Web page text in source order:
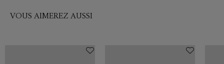
VOUS AIMEREZ AUSSI